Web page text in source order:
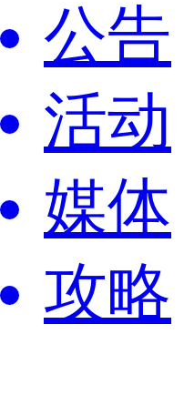
公告
活动
媒体
攻略